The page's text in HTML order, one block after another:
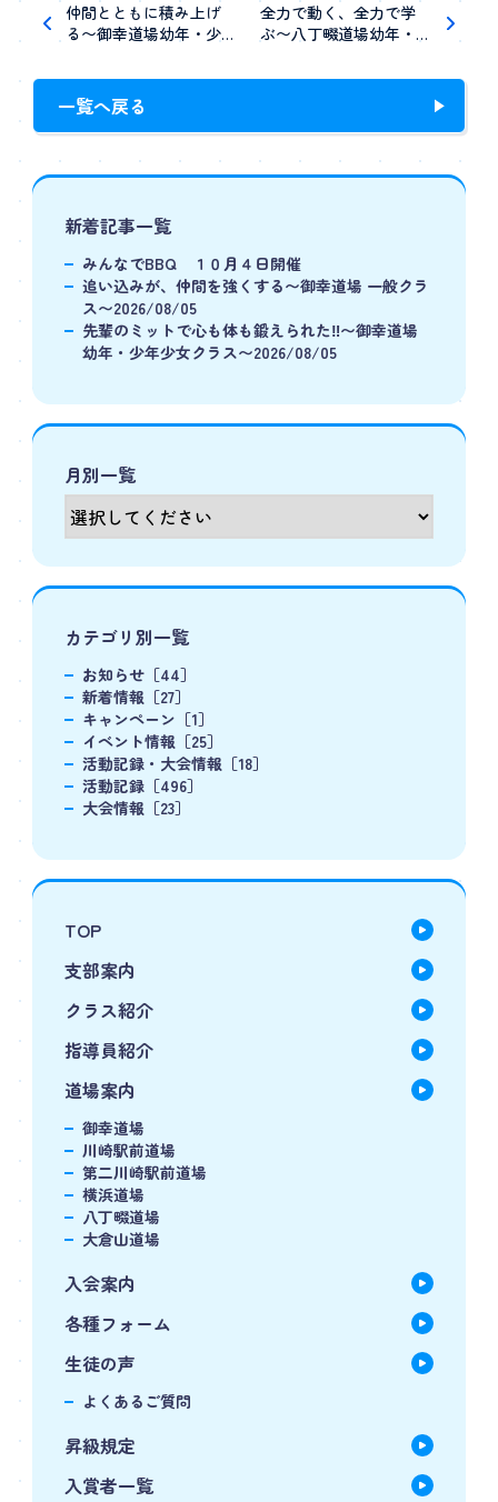
仲間とともに積み上げ
る〜御幸道場幼年・少…
全力で動く、全力で学
ぶ〜八丁畷道場幼年・…
一覧へ戻る
新着記事一覧
みんなでBBQ １０月４日開催
追い込みが、仲間を強くする〜御幸道場 一般クラ
ス〜2026/08/05
先輩のミットで心も体も鍛えられた‼️〜御幸道場
幼年・少年少女クラス〜2026/08/05
月別一覧
カテゴリ別一覧
お知らせ［44］
新着情報［27］
キャンペーン［1］
イベント情報［25］
活動記録・大会情報［18］
活動記録［496］
大会情報［23］
TOP
支部案内
クラス紹介
指導員紹介
道場案内
御幸道場
川崎駅前道場
第二川崎駅前道場
横浜道場
八丁畷道場
大倉山道場
入会案内
各種フォーム
生徒の声
よくあるご質問
昇級規定
入賞者一覧